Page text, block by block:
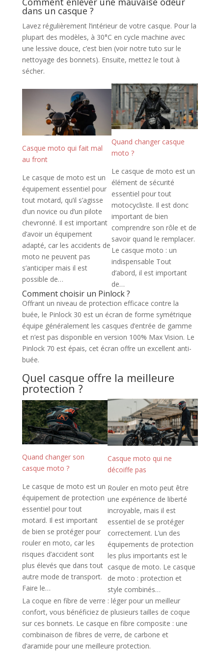
dans un casque ?
Lavez régulièrement l’intérieur de votre casque. Pour la
plupart des modèles, à 30°C en cycle machine avec
une lessive douce, c’est bien (voir notre tuto sur le
nettoyage des bonnets). Ensuite, mettez le tout à
sécher.
Casque moto qui fait mal
au front
Le casque de moto est un
équipement essentiel pour
tout motard, qu’il s’agisse
d’un novice ou d’un pilote
chevronné. Il est important
d’avoir un équipement
adapté, car les accidents de
moto ne peuvent pas
s’anticiper mais il est
possible de…
Quand changer casque
moto ?
Le casque de moto est un
élément de sécurité
essentiel pour tout
motocycliste. Il est donc
important de bien
comprendre son rôle et de
savoir quand le remplacer.
Le casque moto : un
indispensable Tout
d’abord, il est important
de…
Comment choisir un Pinlock ?
Offrant un niveau de protection efficace contre la
buée, le Pinlock 30 est un écran de forme symétrique
équipe généralement les casques d’entrée de gamme
et n’est pas disponible en version 100% Max Vision. Le
Pinlock 70 est épais, cet écran offre un excellent anti-
buée.
Quel casque offre la meilleure
protection ?
Quand changer son
casque moto ?
Le casque de moto est un
équipement de protection
essentiel pour tout
motard. Il est important
de bien se protéger pour
rouler en moto, car les
risques d’accident sont
plus élevés que dans tout
autre mode de transport.
Faire le…
Casque moto qui ne
décoiffe pas
Rouler en moto peut être
une expérience de liberté
incroyable, mais il est
essentiel de se protéger
correctement. L’un des
équipements de protection
les plus importants est le
casque de moto. Le casque
de moto : protection et
style combinés…
La coque en fibre de verre : léger pour un meilleur
confort, vous bénéficiez de plusieurs tailles de coque
sur ces bonnets. Le casque en fibre composite : une
combinaison de fibres de verre, de carbone et
d’aramide pour une meilleure protection.